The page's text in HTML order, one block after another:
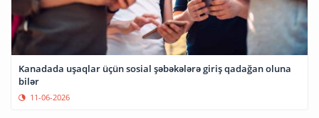
Kanadada uşaqlar üçün sosial şəbəkələrə giriş qadağan oluna
bilər
11-06-2026